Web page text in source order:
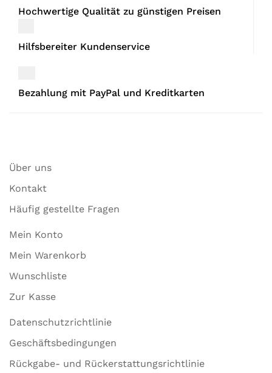
Hochwertige Qualität zu günstigen Preisen
Hilfsbereiter Kundenservice
Bezahlung mit PayPal und Kreditkarten
Über uns
Kontakt
Häufig gestellte Fragen
Mein Konto
Mein Warenkorb
Wunschliste
Zur Kasse
Datenschutzrichtlinie
Geschäftsbedingungen
Rückgabe- und Rückerstattungsrichtlinie